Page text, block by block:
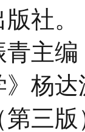
社
主
杨
第三